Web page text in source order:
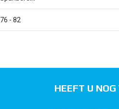
76 - 82
HEEFT U NOG